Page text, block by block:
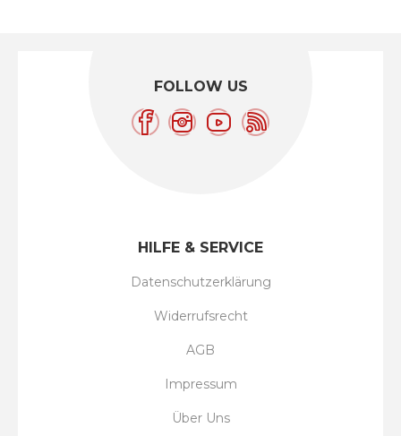
FOLLOW US
HILFE & SERVICE
Datenschutzerklärung
Widerrufsrecht
AGB
Impressum
Über Uns